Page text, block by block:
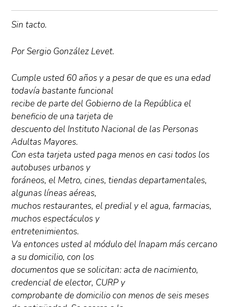
Sin tacto.
Por Sergio González Levet.
Cumple usted 60 años y a pesar de que es una edad
todavía bastante funcional
recibe de parte del Gobierno de la República el
beneficio de una tarjeta de
descuento del Instituto Nacional de las Personas
Adultas Mayores.
Con esta tarjeta usted paga menos en casi todos los
autobuses urbanos y
foráneos, el Metro, cines, tiendas departamentales,
algunas líneas aéreas,
muchos restaurantes, el predial y el agua, farmacias,
muchos espectáculos y
entretenimientos.
Va entonces usted al módulo del Inapam más cercano
a su domicilio, con los
documentos que se solicitan: acta de nacimiento,
credencial de elector, CURP y
comprobante de domicilio con menos de seis meses